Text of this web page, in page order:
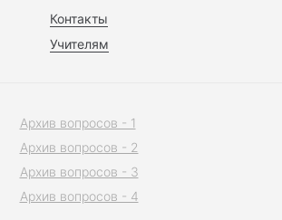
Контакты
Учителям
Архив вопросов - 1
Архив вопросов - 2
Архив вопросов - 3
Архив вопросов - 4